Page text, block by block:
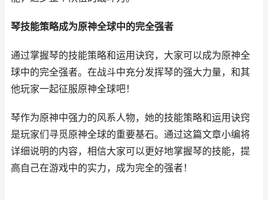
琴技能策略成为原神全球中的完全强者
通过掌握琴的技能策略和运用诀窍，大家可以成为原神全
球中的完全强者。在战斗中充分发挥琴的强大力量，和其
他玩家一起征服原神全球吧！
琴作为原神中强力的风系人物，她的技能策略和运用诀窍
是玩家们寻觅原神全球的重要基石。通过这篇文章小编将
详细说明的内容，相信大家可以更好地掌握琴的技能，提
高自己在游戏中的实力，成为完全的强者！